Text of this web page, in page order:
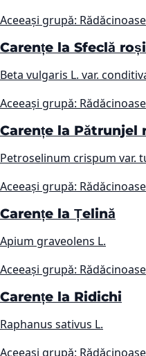
Aceeași grupă: Rădăcinoase
Carențe la Sfeclă
Beta vulgaris L. var.
Aceeași grupă: Rădăcinoase
Carențe la Pătrunjel
Petroselinum crispum var.
Aceeași grupă: Rădăcinoase
Carențe la Țelină
Apium graveolens L.
Aceeași grupă: Rădăcinoase
Carențe la Ridichi
Raphanus sativus L.
Aceeași grupă: Rădăcinoase